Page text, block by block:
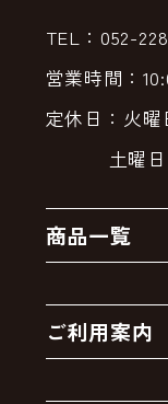
TEL：052-
営業時間：
定休日：火曜
土曜
商品一覧
クーポン
卸販売・大量注
ご利用案内